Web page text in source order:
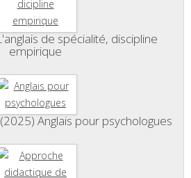
de spécialité, discipline
empirique
Anglais pour psychologues